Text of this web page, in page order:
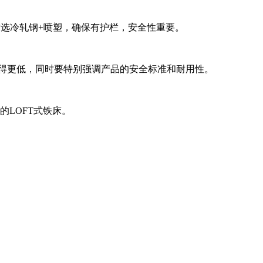
冷轧钢+喷塑，确保有护栏，安全性重要。
低，同时要特别强调产品的安全标准和耐用性。
LOFT式铁床。